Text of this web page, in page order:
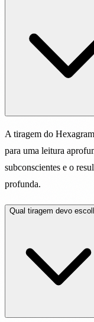
A tiragem do
para uma leitura
subconscientes e o
profunda.
Qual tiragem devo